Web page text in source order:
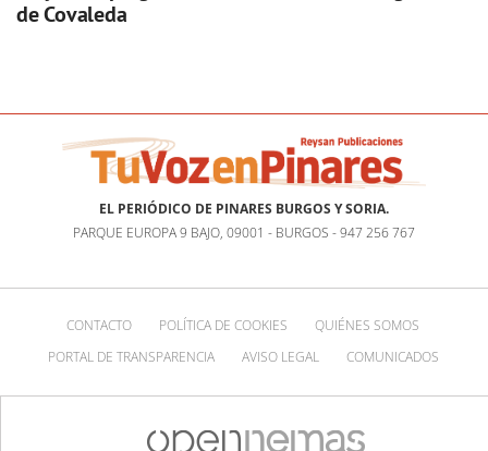
de Covaleda
EL PERIÓDICO DE PINARES BURGOS Y SORIA.
PARQUE EUROPA 9 BAJO, 09001 - BURGOS - 947 256 767
CONTACTO POLÍTICA DE COOKIES
QUIÉNES SOMOS
PORTAL DE TRANSPARENCIA
AVISO LEGAL COMUNICADOS